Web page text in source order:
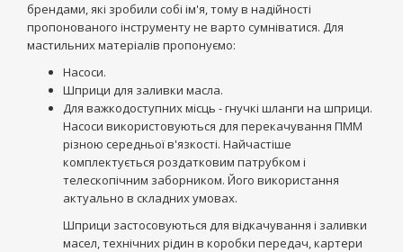
брендами, які зробили собі ім'я, тому в надійності
пропонованого інструменту не варто сумніватися. Для
мастильних матеріалів пропонуємо:
Насоси.
Шприци для заливки масла.
Для важкодоступних місць - гнучкі шланги на шприци.
Насоси використовуються для перекачування ПММ
різною середньої в'язкості. Найчастіше
комплектується роздатковим патрубком і
телескопічним заборником. Його використання
актуально в складних умовах.
Шприци застосовуються для відкачування і заливки
масел, технічних рідин в коробки передач, картери